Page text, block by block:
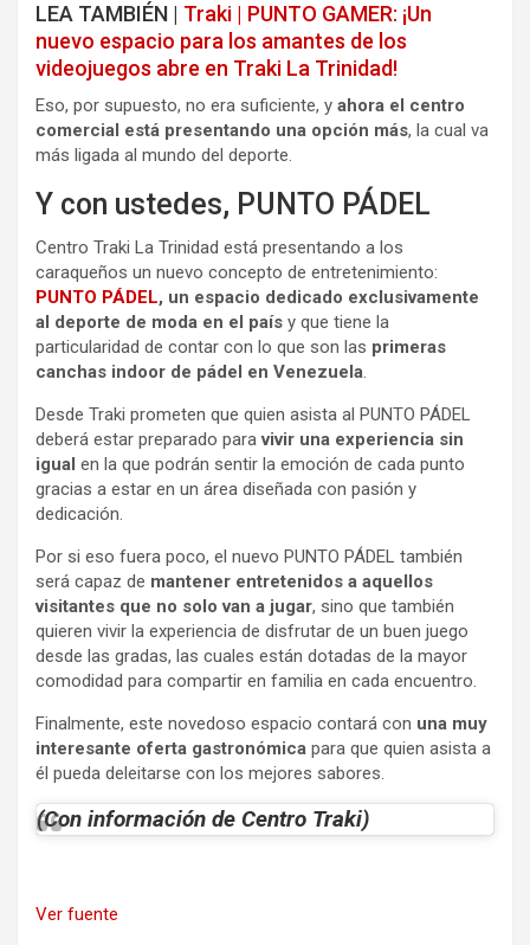
LEA TAMBIÉN | Traki | PUNTO GAMER: ¡Un
nuevo espacio para los amantes de los
videojuegos abre en Traki La Trinidad!
Eso, por supuesto, no era suficiente, y ahora el centro
comercial está presentando una opción más, la cual va
más ligada al mundo del deporte.
Y con ustedes, PUNTO PÁDEL
Centro Traki La Trinidad está presentando a los
caraqueños un nuevo concepto de entretenimiento:
PUNTO PÁDEL, un espacio dedicado exclusivamente
al deporte de moda en el país y que tiene la
particularidad de contar con lo que son las primeras
canchas indoor de pádel en Venezuela.
Desde Traki prometen que quien asista al PUNTO PÁDEL
deberá estar preparado paravivir una experiencia sin
igual en la que podrán sentir la emoción de cada punto
gracias a estar en un área diseñada con pasión y
dedicación.
Por si eso fuera poco, el nuevo PUNTO PÁDEL también
será capaz de mantener entretenidos a aquellos
visitantes que no solo van a jugar, sino que también
quieren vivir la experiencia de disfrutar de un buen juego
desde las gradas, las cuales están dotadas de la mayor
comodidad para compartir en familia en cada encuentro.
Finalmente, este novedoso espacio contará con una muy
interesante oferta gastronómica para que quien asista a
él pueda deleitarse con los mejores sabores.
(Con información de Centro Traki)
Ver fuente